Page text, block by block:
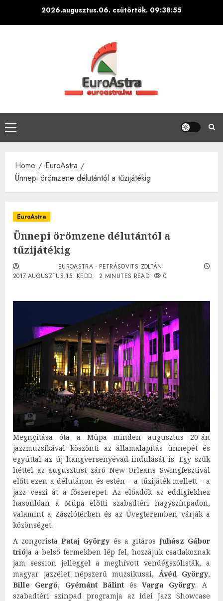
2026.augusztus.06. csütörtök. 09:38:56
Primary
Menu
Home
EuroAstra
Ünnepi örömzene délutántól a tűzijátékig
EuroAstra
Ünnepi örömzene délutántól a
tűzijátékig
EUROASTRA - PETRÁSOVITS ZOLTÁN
2017.AUGUSZTUS.15. KEDD.
2 MINUTES READ 0
Megnyitása óta a Müpa minden augusztus 20-án
jazzmuzsikával köszönti az államalapítás ünnepét és
egyúttal az új hangversenyévad indulását is. Egy szűk
héttel az augusztust záró New Orleans Swingfesztivál
előtt ezen a délutánon és estén – a tűzijáték mellett – a
jazz veszi át a főszerepet. Az előadók az eddigiekhez
hasonlóan a Müpa előtti szabadtéri nagyszínpadon,
valamint a Zászlótérben és az Üvegteremben várják a
közönséget.
A zongoristaPataj György és a gitáros Juhász Gábor
triója a belső termekben lép fel, hozzájuk csatlakoznak
jam session jelleggel a meghívott vendégszólisták, a
magyar jazzélet népszerű muzsikusai, Ávéd György,
Bille Gergő, Gyémánt Bálint és Varga György. A
szabadtéri színpad programja az idei Jazz Showcase